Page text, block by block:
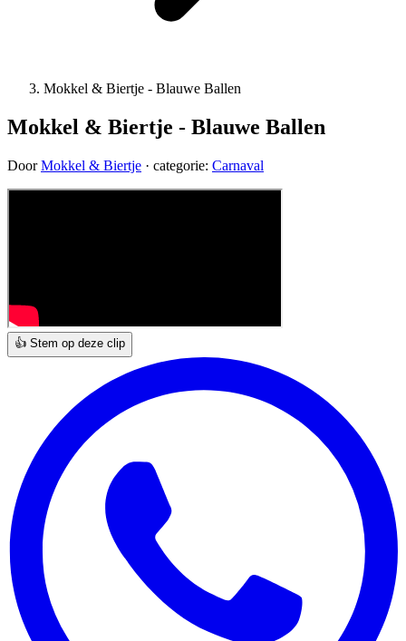
Mokkel & Biertje - Blauwe Ballen
Mokkel & Biertje - Blauwe Ballen
DoorMokkel & Biertje · categorie: Carnaval
👍 Stem op deze clip